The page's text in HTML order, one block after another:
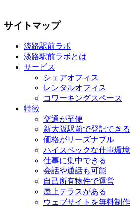
サイトマップ
淡路駅前ラボ
淡路駅前ラボとは
サービス
シェアオフィス
レンタルオフィス
コワーキングスペース
特徴
交通が至便
新大阪駅前で登記できる
価格がリーズナブル
ハイスペックな仕事環境
仕事に集中できる
会話や通話も可能
自己所有物件で運営
屋上テラスがある
ウェブサイトを無料制作